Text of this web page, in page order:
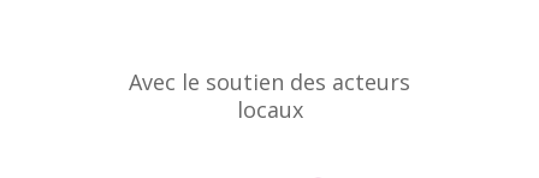
Avec le soutien des acteurs
locaux